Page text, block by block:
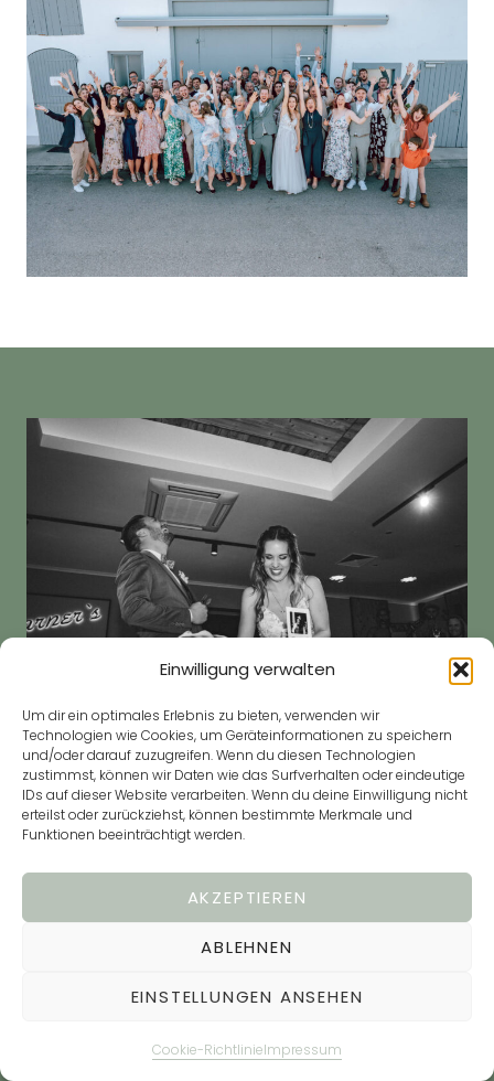
Einwilligung verwalten
Um dir ein optimales Erlebnis zu bieten, verwenden wir
Technologien wie Cookies, um Geräteinformationen zu speichern
und/oder darauf zuzugreifen. Wenn du diesen Technologien
zustimmst, können wir Daten wie das Surfverhalten oder eindeutige
IDs auf dieser Website verarbeiten. Wenn du deine Einwilligung nicht
erteilst oder zurückziehst, können bestimmte Merkmale und
Funktionen beeinträchtigt werden.
AKZEPTIEREN
ABLEHNEN
EINSTELLUNGEN ANSEHEN
Cookie-RichtlinieImpressum
KAFFEE & KUCHEN.
STRAUß & RINGE.
Beim Kaffee und Kuchen entstehen entspannte Momente im
Brautstrauß ebenso fest wie Begegnungen und Gespräche.
Nachmittag lebendig und persönlich zeigen.